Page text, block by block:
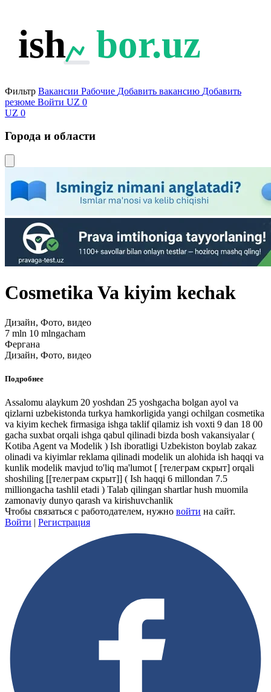
ish bor.uz
Фильтр Вакансии Рабочие Добавить вакансию Добавить
резюме Войти UZ 0
UZ 0
Города и области
Cosmetika Va kiyim kechak
Дизайн, Фото, видео
7 mln 10 mlngacham
Фергана
Дизайн, Фото, видео
Подробнее
Assalomu alaykum 20 yoshdan 25 yoshgacha bolgan ayol va
qizlarni uzbekistonda turkya hamkorligida yangi ochilgan cosmetika
va kiyim kechek firmasiga ishga taklif qilamiz ish voxti 9 dan 18 00
gacha suxbat orqali ishga qabul qilinadi bizda bosh vakansiyalar (
Kotiba Agent va Modelik ) Ish iboratligi Uzbekiston boylab zakaz
olinadi va kiyimlar reklama qilinadi modelik un alohida ish haqqi va
kunlik modelik mavjud to'liq ma'lumot [ [телеграм скрыт] orqali
shoshiling [[телеграм скрыт]] ( Ish haqqi 6 millondan 7.5
milliongacha tashlil etadi ) Talab qilingan shartlar hush muomila
zamonaviy dunyo qarash va kirishuvchanlik
Чтобы связаться с работодателем, нужно войти на сайт.
Войти | Регистрация